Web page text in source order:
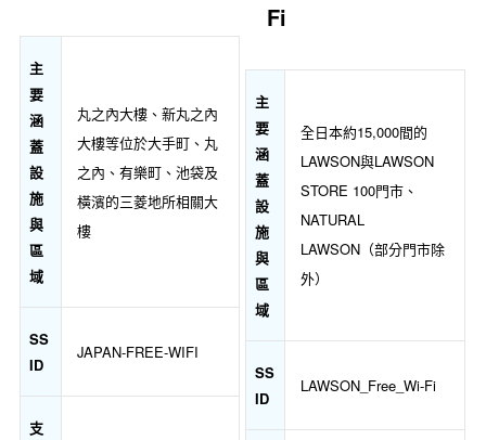
主
要
涵
蓋
設
施
與
區
域
丸之內大樓、新丸之內
大樓等位於大手町、丸
之內、有樂町、池袋及
橫濱的三菱地所相關大
樓
SS
ID
JAPAN-FREE-WIFI
支
Fi
主
要
涵
蓋
設
施
與
區
域
全日本約15,000間的
LAWSON與LAWSON
STORE 100門市、
NATURAL
LAWSON（部分門市除
外）
SS
ID
LAWSON_Free_Wi-Fi